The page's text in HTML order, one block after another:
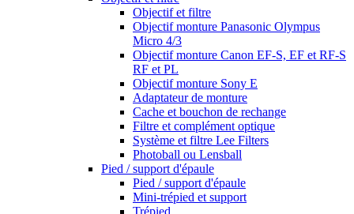
Objectif et filtre
Objectif monture Panasonic Olympus
Micro 4/3
Objectif monture Canon EF-S, EF et RF-S
RF et PL
Objectif monture Sony E
Adaptateur de monture
Cache et bouchon de rechange
Filtre et complément optique
Système et filtre Lee Filters
Photoball ou Lensball
Pied / support d'épaule
Pied / support d'épaule
Mini-trépied et support
Trépied